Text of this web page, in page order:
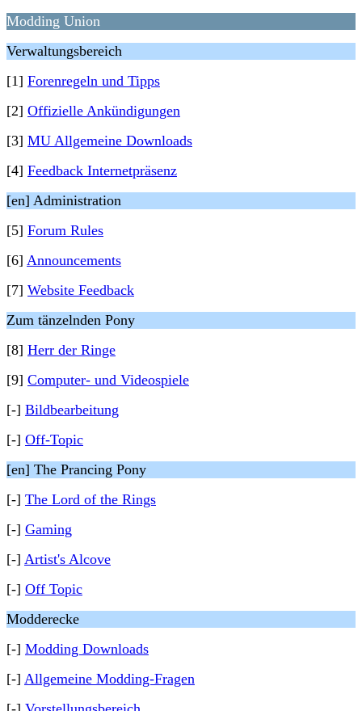
Modding Union
Verwaltungsbereich
[1] Forenregeln und Tipps
[2] Offizielle Ankündigungen
[3] MU Allgemeine Downloads
[4] Feedback Internetpräsenz
[en] Administration
[5] Forum Rules
[6] Announcements
[7] Website Feedback
Zum tänzelnden Pony
[8] Herr der Ringe
[9] Computer- und Videospiele
[-] Bildbearbeitung
[-] Off-Topic
[en] The Prancing Pony
[-] The Lord of the Rings
[-] Gaming
[-] Artist's Alcove
[-] Off Topic
Modderecke
[-] Modding Downloads
[-] Allgemeine Modding-Fragen